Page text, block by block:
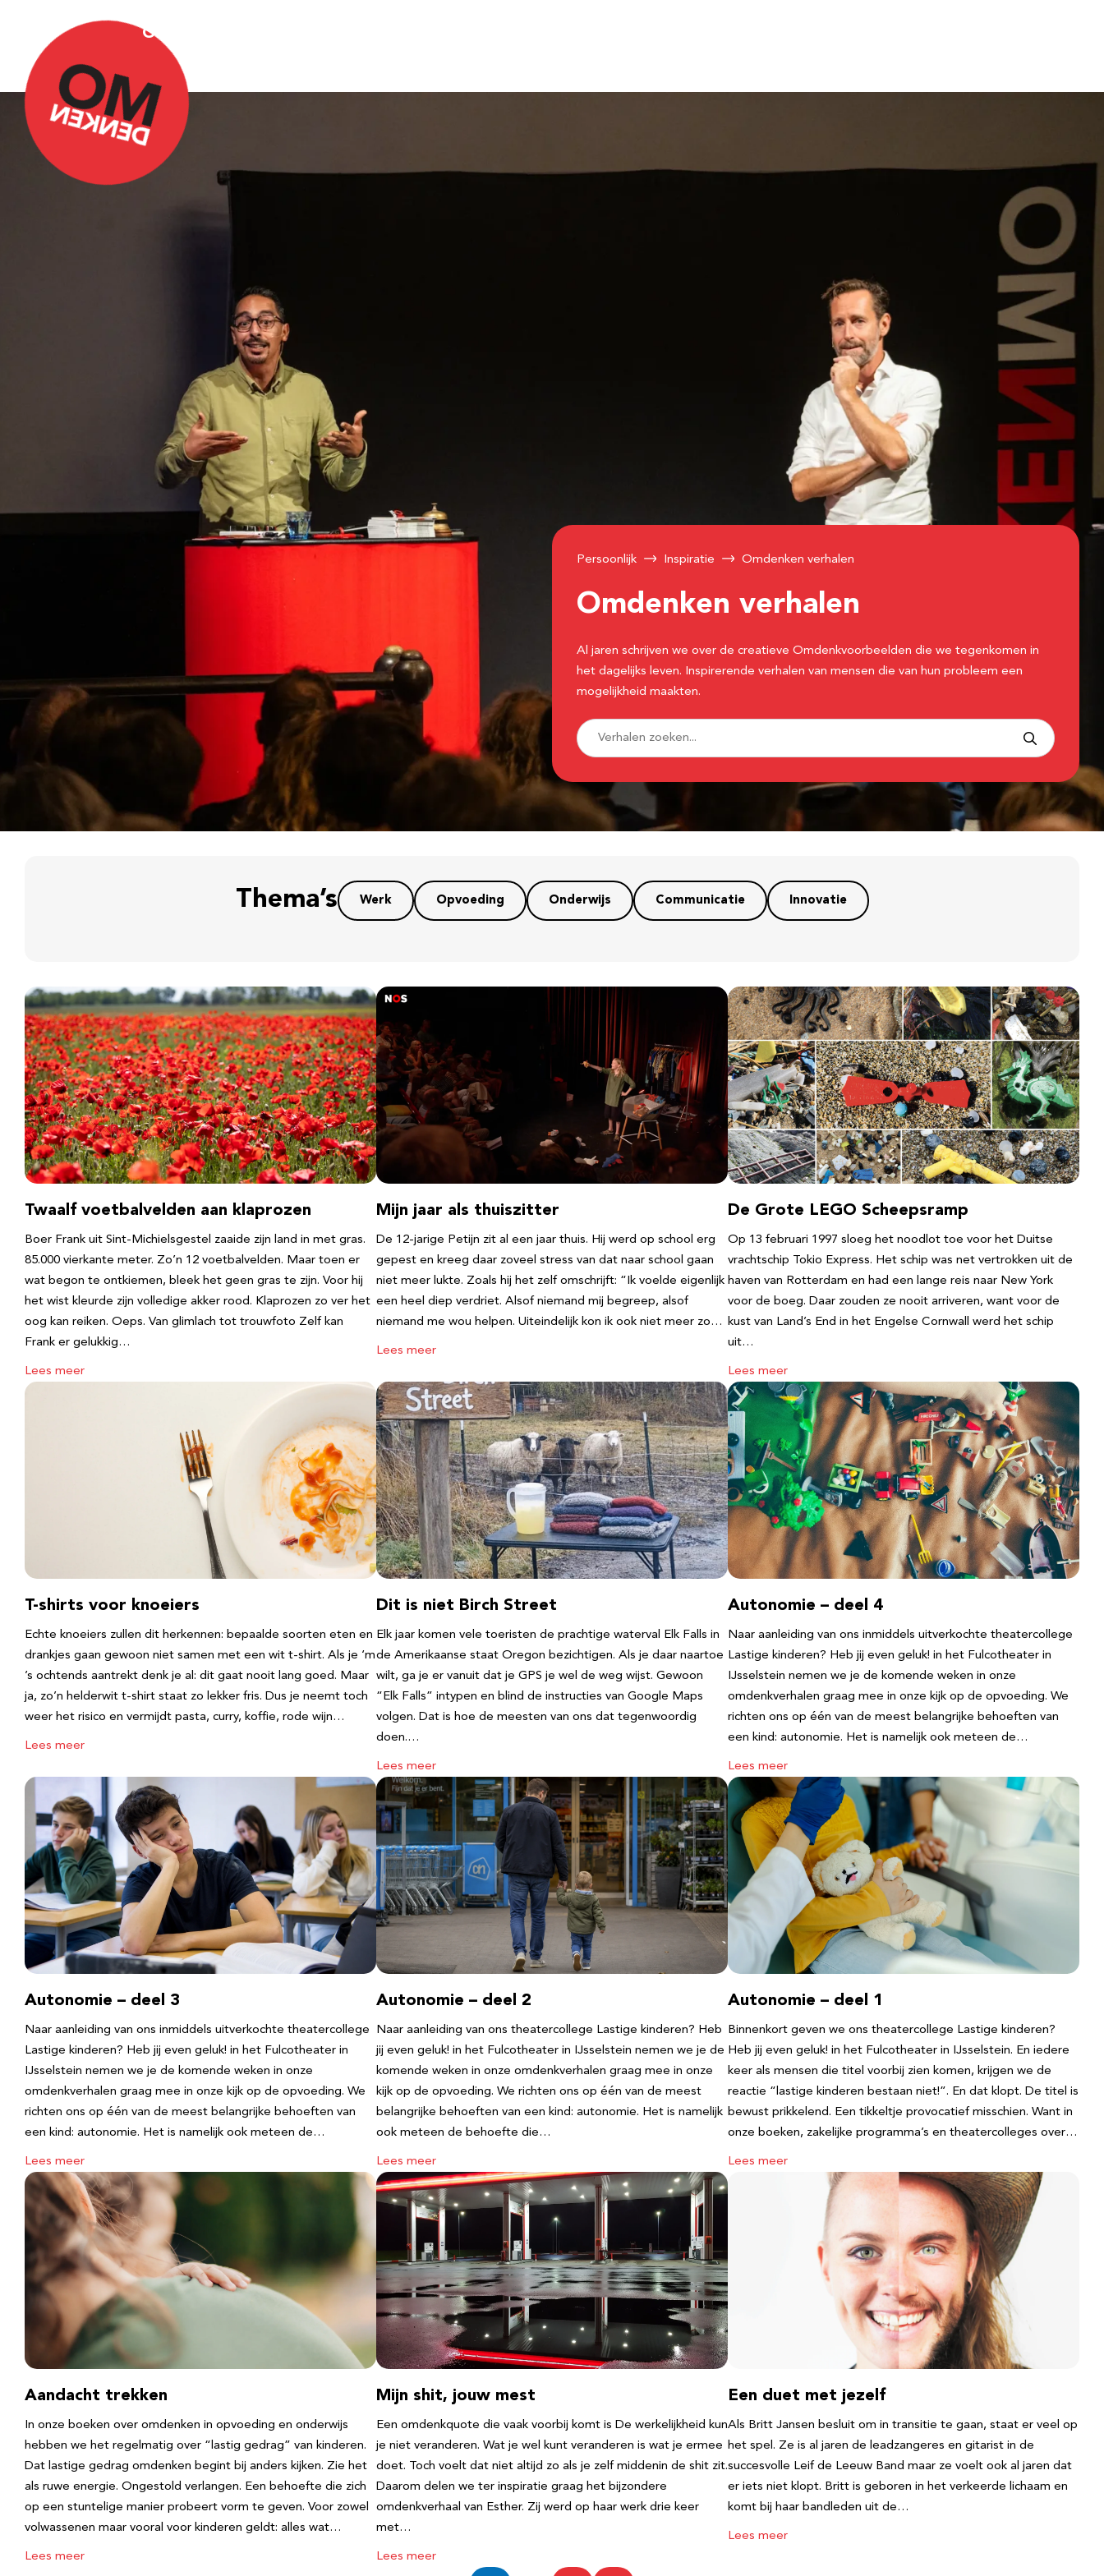
Over Omdenken
Persoonlijk Inspiratie Omdenken verhalen
Omdenken verhalen
Al jaren schrijven we over de creatieve Omdenkvoorbeelden die we tegenkomen in
het dagelijks leven. Inspirerende verhalen van mensen die van hun probleem een
mogelijkheid maakten.
Thema’s Werk Opvoeding Onderwijs Communicatie Innovatie
Twaalf voetbalvelden aan klaprozen
Boer Frank uit Sint-Michielsgestel zaaide zijn land in met gras.
85.000 vierkante meter. Zo’n 12 voetbalvelden. Maar toen er
wat begon te ontkiemen, bleek het geen gras te zijn. Voor hij
het wist kleurde zijn volledige akker rood. Klaprozen zo ver het
oog kan reiken. Oeps. Van glimlach tot trouwfoto Zelf kan
Frank er gelukkig…
Lees meer
Mijn jaar als thuiszitter
De 12-jarige Petijn zit al een jaar thuis. Hij werd op school erg
gepest en kreeg daar zoveel stress van dat naar school gaan
niet meer lukte. Zoals hij het zelf omschrijft: “Ik voelde eigenlijk
een heel diep verdriet. Alsof niemand mij begreep, alsof
niemand me wou helpen. Uiteindelijk kon ik ook niet meer zo…
Lees meer
De Grote LEGO Scheepsramp
Op 13 februari 1997 sloeg het noodlot toe voor het Duitse
vrachtschip Tokio Express. Het schip was net vertrokken uit de
haven van Rotterdam en had een lange reis naar New York
voor de boeg. Daar zouden ze nooit arriveren, want voor de
kust van Land’s End in het Engelse Cornwall werd het schip
uit…
Lees meer
T-shirts voor knoeiers
Echte knoeiers zullen dit herkennen: bepaalde soorten eten en
drankjes gaan gewoon niet samen met een wit t-shirt. Als je ‘m
’s ochtends aantrekt denk je al: dit gaat nooit lang goed. Maar
ja, zo’n helderwit t-shirt staat zo lekker fris. Dus je neemt toch
weer het risico en vermijdt pasta, curry, koffie, rode wijn…
Lees meer
Dit is niet Birch Street
Elk jaar komen vele toeristen de prachtige waterval Elk Falls in
de Amerikaanse staat Oregon bezichtigen. Als je daar naartoe
wilt, ga je er vanuit dat je GPS je wel de weg wijst. Gewoon
“Elk Falls” intypen en blind de instructies van Google Maps
volgen. Dat is hoe de meesten van ons dat tegenwoordig
doen.…
Lees meer
Autonomie – deel 4
Naar aanleiding van ons inmiddels uitverkochte theatercollege
Lastige kinderen? Heb jij even geluk! in het Fulcotheater in
IJsselstein nemen we je de komende weken in onze
omdenkverhalen graag mee in onze kijk op de opvoeding. We
richten ons op één van de meest belangrijke behoeften van
een kind: autonomie. Het is namelijk ook meteen de…
Lees meer
Autonomie – deel 3
Naar aanleiding van ons inmiddels uitverkochte theatercollege
Lastige kinderen? Heb jij even geluk! in het Fulcotheater in
IJsselstein nemen we je de komende weken in onze
omdenkverhalen graag mee in onze kijk op de opvoeding. We
richten ons op één van de meest belangrijke behoeften van
een kind: autonomie. Het is namelijk ook meteen de…
Lees meer
Autonomie – deel 2
Naar aanleiding van ons theatercollege Lastige kinderen? Heb
jij even geluk! in het Fulcotheater in IJsselstein nemen we je de
komende weken in onze omdenkverhalen graag mee in onze
kijk op de opvoeding. We richten ons op één van de meest
belangrijke behoeften van een kind: autonomie. Het is namelijk
ook meteen de behoefte die…
Lees meer
Autonomie – deel 1
Binnenkort geven we ons theatercollege Lastige kinderen?
Heb jij even geluk! in het Fulcotheater in IJsselstein. En iedere
keer als mensen die titel voorbij zien komen, krijgen we de
reactie “lastige kinderen bestaan niet!”. En dat klopt. De titel is
bewust prikkelend. Een tikkeltje provocatief misschien. Want in
onze boeken, zakelijke programma’s en theatercolleges over…
Lees meer
Aandacht trekken
In onze boeken over omdenken in opvoeding en onderwijs
hebben we het regelmatig over “lastig gedrag” van kinderen.
Dat lastige gedrag omdenken begint bij anders kijken. Zie het
als ruwe energie. Ongestold verlangen. Een behoefte die zich
op een stuntelige manier probeert vorm te geven. Voor zowel
volwassenen maar vooral voor kinderen geldt: alles wat…
Lees meer
Mijn shit, jouw mest
Een omdenkquote die vaak voorbij komt is De werkelijkheid kun
je niet veranderen. Wat je wel kunt veranderen is wat je ermee
doet. Toch voelt dat niet altijd zo als je zelf middenin de shit zit.
Daarom delen we ter inspiratie graag het bijzondere
omdenkverhaal van Esther. Zij werd op haar werk drie keer
met…
Lees meer
Een duet met jezelf
Als Britt Jansen besluit om in transitie te gaan, staat er veel op
het spel. Ze is al jaren de leadzangeres en gitarist in de
succesvolle Leif de Leeuw Band maar ze voelt ook al jaren dat
er iets niet klopt. Britt is geboren in het verkeerde lichaam en
komt bij haar bandleden uit de…
Lees meer